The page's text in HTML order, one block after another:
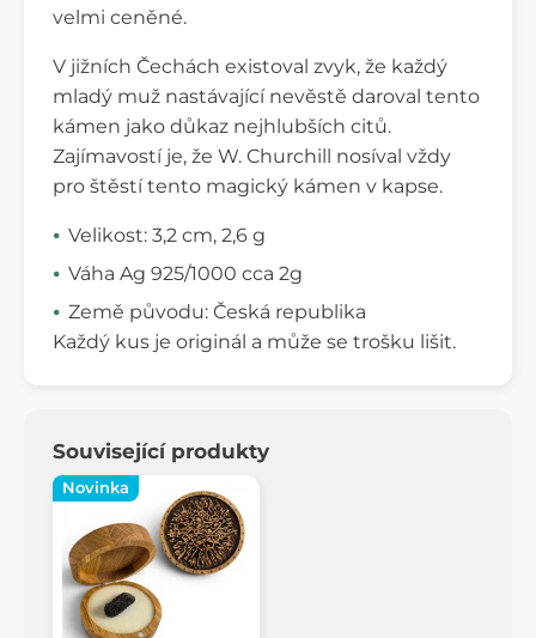
velmi ceněné.
V jižních Čechách existoval zvyk, že každý
mladý muž nastávající nevěstě daroval tento
kámen jako důkaz nejhlubších citů.
Zajímavostí je, že W. Churchill nosíval vždy
pro štěstí tento magický kámen v kapse.
Velikost: 3,2 cm, 2,6 g
Váha Ag 925/1000 cca 2g
Země původu: Česká republika
Každý kus je originál a může se trošku lišit.
Související produkty
Novinka